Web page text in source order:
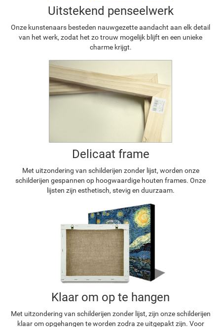
Uitstekend penseelwerk
Onze kunstenaars besteden nauwgezette aandacht aan elk detail
van het werk, zodat het zo trouw mogelijk blijft en een unieke
charme krijgt.
Delicaat frame
Met uitzondering van schilderijen zonder lijst, worden onze
schilderijen gespannen op hoogwaardige houten frames. Onze
lijsten zijn esthetisch, stevig en duurzaam.
Klaar om op te hangen
Met uitzondering van schilderijen zonder lijst, zijn onze schilderijen
klaar om opgehangen te worden zodra ze uitgepakt zijn. Voor